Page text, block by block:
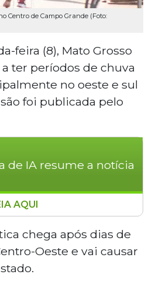
Centro de Campo Grande (Foto:
feira (8), Mato Grosso
ter períodos de chuva
no oeste e sul
foi publicada pelo
de IA resume a notícia
feira (8), Mato Grosso
períodos de chuva e
no Oeste e Sul
em Campo
16°C e 32°C. Em
AQUI
chega após dias de
Oeste e vai causar